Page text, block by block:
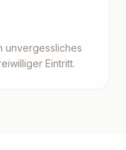
unvergessliches
Eintritt.